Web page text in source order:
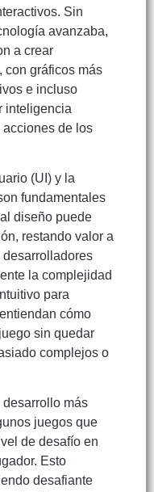
Sin
avanzaba,
a crear
con gráficos más
e incluso
inteligencia
de los
(UI) y la
fundamentales
diseño puede
restando valor a
desarrolladores
la complejidad
para
cómo
sin quedar
complejos o
más
juegos que
de desafío en
Esto
desafiante